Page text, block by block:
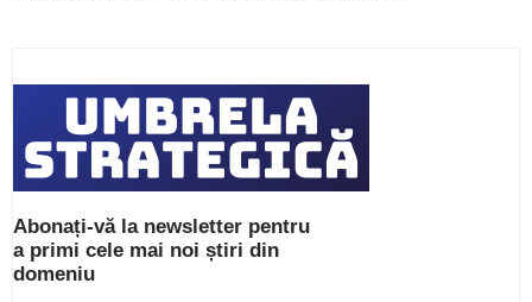
Abonați-vă la newsletter pentru
a primi cele mai noi știri din
domeniu